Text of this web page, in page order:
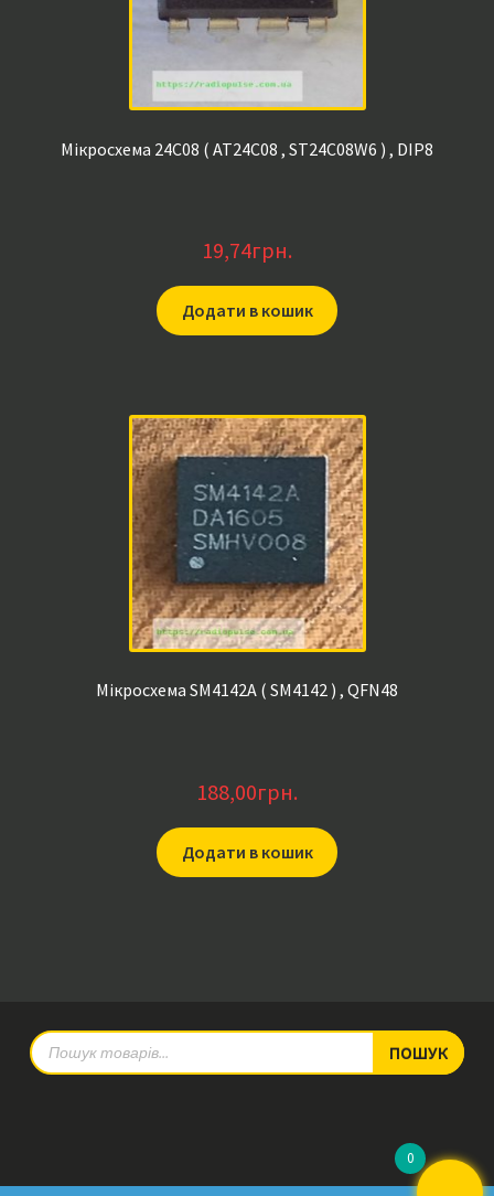
Мікросхема 24C08 ( AT24C08 , ST24C08W6 ) , DIP8
19,74грн.
Додати в кошик
Мікросхема SM4142A ( SM4142 ) , QFN48
188,00грн.
Додати в кошик
Products
search
ПОШУК
0